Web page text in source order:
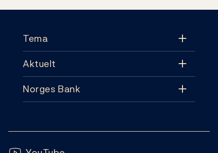
Tema
Tema
Pengepolitikk
Aktuelt
Aktuelt
Norges Bank
Abonnement
Følg oss: